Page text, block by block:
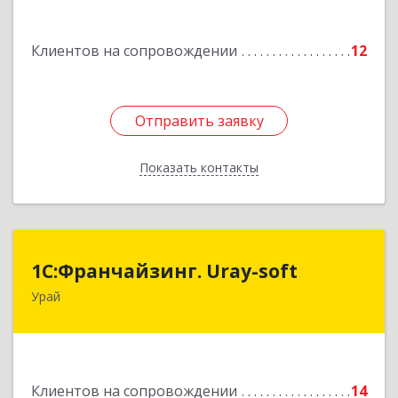
Клиентов на сопровождении 12
Отправить заявку
Показать контакты
Отправить заявку
Назад
1С:Франчайзинг. Uray-soft
Урай
Клиентов на сопровождении 14
1С:Франчайзинг. Uray-soft
628284, Ханты-Мансийский Автономный округ